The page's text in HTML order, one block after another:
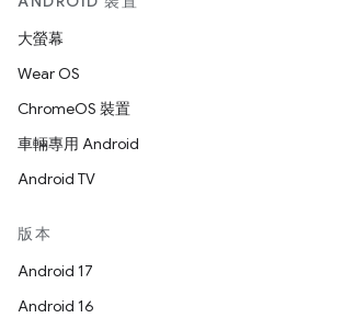
大螢幕
Wear OS
ChromeOS 裝置
車輛專用 Android
Android TV
版本
Android 17
Android 16